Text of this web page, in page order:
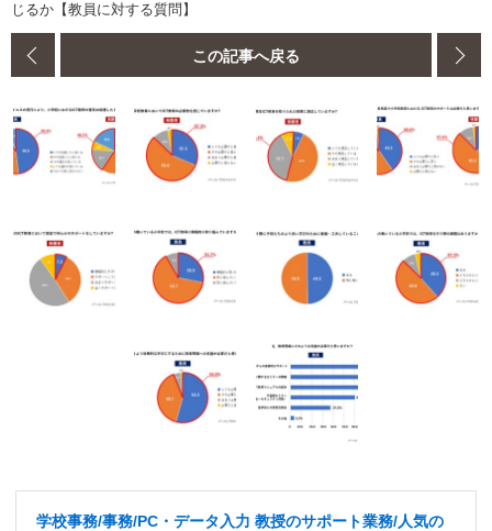
じるか【教員に対する質問】
この記事へ戻る
学校事務/事務/PC・データ入力 教授のサポート業務/人気の